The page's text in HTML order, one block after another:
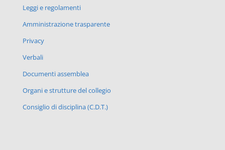
Leggi e regolamenti
Amministrazione trasparente
Privacy
Verbali
Documenti assemblea
Organi e strutture del collegio
Consiglio di disciplina (C.D.T.)